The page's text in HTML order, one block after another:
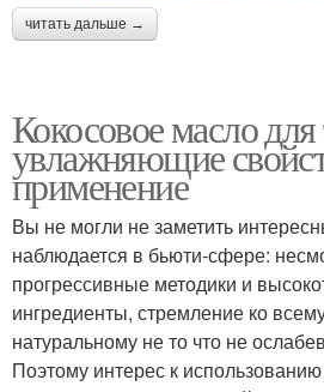
читать дальше →
Кокосовое масло для
увлажняющие
применение
Вы не могли не заметить
наблюдается в бьюти-сфере:
прогрессивные методики и
ингредиенты, стремление ко
натуральному не то что не
Поэтому интерес к